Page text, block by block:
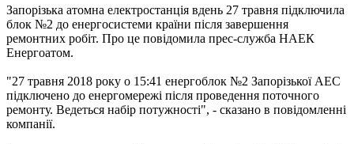
Запорізька атомна електростанція вдень 27 травня підключила
блок №2 до енергосистеми країни після завершення
ремонтних робіт. Про це повідомила прес-служба НАЕК
Енергоатом.
"27 травня 2018 року о 15:41 енергоблок №2 Запорізької АЕС
підключено до енергомережі після проведення поточного
ремонту. Ведеться набір потужності", - сказано в повідомленні
компанії.